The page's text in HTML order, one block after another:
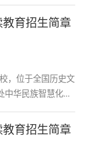
育招生简章
华民族智慧化身
育招生简章